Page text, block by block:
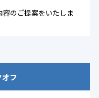
のご提案をいたしま
フ